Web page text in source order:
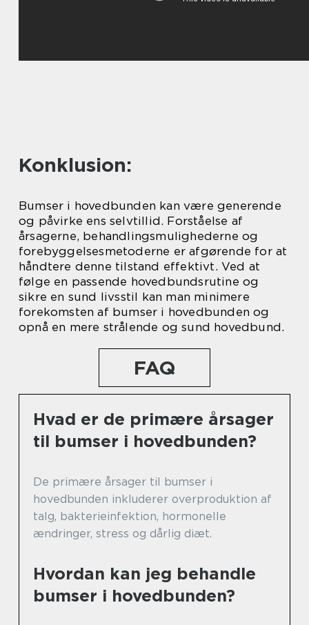
Konklusion:
Bumser i hovedbunden kan være generende
og påvirke ens selvtillid. Forståelse af
årsagerne, behandlingsmulighederne og
forebyggelsesmetoderne er afgørende for at
håndtere denne tilstand effektivt. Ved at
følge en passende hovedbundsrutine og
sikre en sund livsstil kan man minimere
forekomsten af bumser i hovedbunden og
opnå en mere strålende og sund hovedbund.
FAQ
Hvad er de primære årsager
til bumser i hovedbunden?
De primære årsager til bumser i
hovedbunden inkluderer overproduktion af
talg, bakterieinfektion, hormonelle
ændringer, stress og dårlig diæt.
Hvordan kan jeg behandle
bumser i hovedbunden?